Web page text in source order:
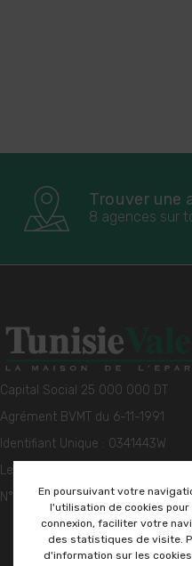
Trouver une
8 agences sur
Capital Social 25 000 000 DT
Agrément BVMT du 6-11-1991
Identifiant Unique : 0341443W
Legal Entity Identifier (LEI)
N° 5493005ZQ99EH1QK6W56
En poursuivant votre
l'utilisation de cookies
connexion, faciliter votre
des statistiques de visite.
d'information sur les